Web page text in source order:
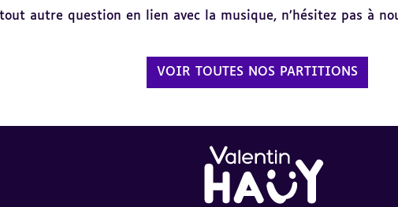
autre question en lien avec la musique, n’hésitez pas à
VOIR TOUTES NOS PARTITIONS